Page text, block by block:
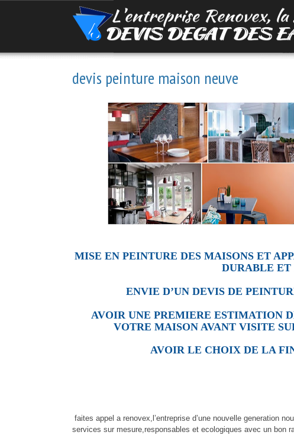
devis peinture maison neuve
MISE EN PEINTURE DES MAISONS ET
DURABLE
ENVIE D’UN DEVIS DE
AVOIR UNE PREMIERE ESTIMATION
VOTRE MAISON AVANT VISITE
AVOIR LE CHOIX DE LA
faites appel a renovex,l’entreprise d’une nouvelle generation
services sur mesure,responsables et ecologiques avec un bon